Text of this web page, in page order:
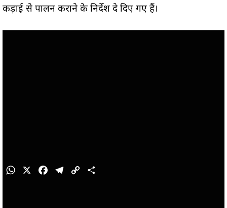
कड़ाई से पालन कराने के निर्देश दे दिए गए हैं।
W